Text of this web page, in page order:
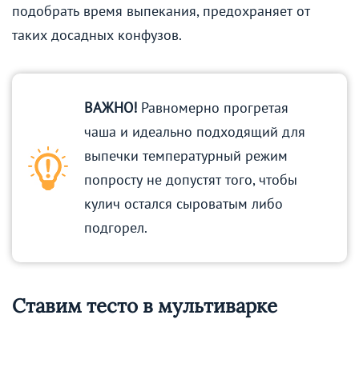
подобрать время выпекания, предохраняет от
таких досадных конфузов.
ВАЖНО! Равномерно прогретая
чаша и идеально подходящий для
выпечки температурный режим
попросту не допустят того, чтобы
кулич остался сыроватым либо
подгорел.
Ставим тесто в мультиварке